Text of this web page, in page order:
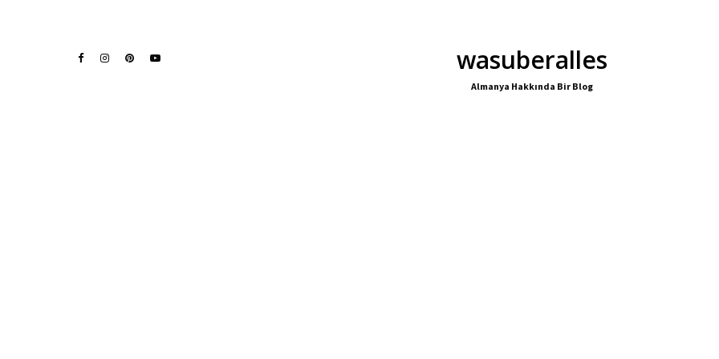
wasuberalles
Almanya Hakkında Bir Blog